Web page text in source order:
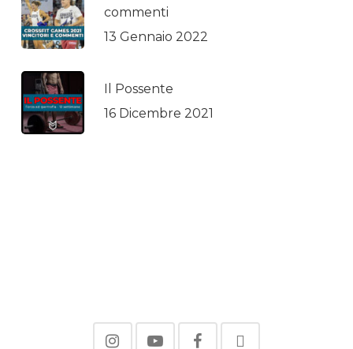
commenti
13 Gennaio 2022
Il Possente
16 Dicembre 2021